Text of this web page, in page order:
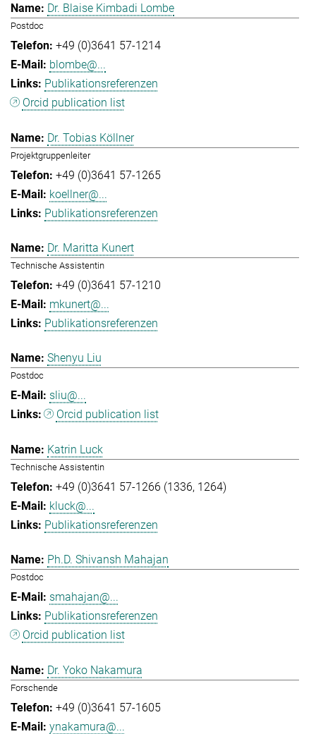
Dr. Blaise Kimbadi Lombe
Postdoc
+49 (0)3641 57-1214
blombe@...
Publikationsreferenzen
Orcid publication list
Dr. Tobias Köllner
Projektgruppenleiter
+49 (0)3641 57-1265
koellner@...
Publikationsreferenzen
Dr. Maritta Kunert
Technische Assistentin
+49 (0)3641 57-1210
mkunert@...
Publikationsreferenzen
Shenyu Liu
Postdoc
sliu@...
Orcid publication list
Katrin Luck
Technische Assistentin
+49 (0)3641 57-1266 (1336, 1264)
kluck@...
Publikationsreferenzen
Ph.D. Shivansh Mahajan
Postdoc
smahajan@...
Publikationsreferenzen
Orcid publication list
Dr. Yoko Nakamura
Forschende
+49 (0)3641 57-1605
ynakamura@...